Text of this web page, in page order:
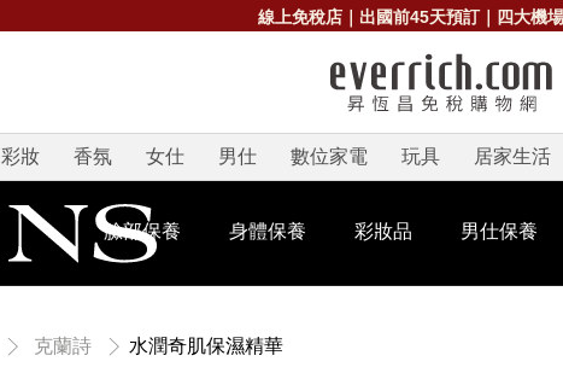
線上免稅店｜出國前45天預訂｜四大機
彩妝 香氛 女仕 男仕 數位家電 玩具 居家生活
臉部保養 身體保養 彩妝品 男仕保養
克蘭詩 水潤奇肌保濕精華